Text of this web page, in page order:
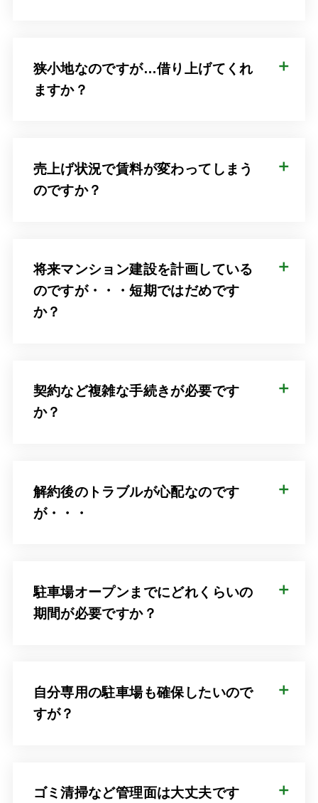
狭小地なのですが…借り上げてくれ
ますか？
売上げ状況で賃料が変わってしまう
のですか？
将来マンション建設を計画している
のですが・・・短期ではだめです
か？
契約など複雑な手続きが必要です
か？
解約後のトラブルが心配なのです
が・・・
駐車場オープンまでにどれくらいの
期間が必要ですか？
自分専用の駐車場も確保したいので
すが？
ゴミ清掃など管理面は大丈夫です